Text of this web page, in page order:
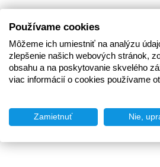
Používame cookies
Môžeme ich umiestniť na analýzu
zlepšenie našich webových stránok,
obsahu a na poskytovanie skvelého
viac informácií o cookies používame
Zamietnuť Nie,